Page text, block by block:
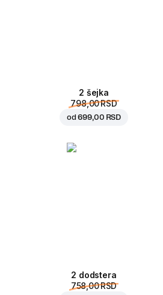
2 šejka
798,00 RSD
od699,00 RSD
2 dodstera
758,00 RSD